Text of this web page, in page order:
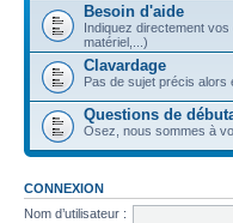
Besoin d'aide
Indiquez directement
matériel,...)
Clavardage
Pas de sujet précis alors
Questions de
Osez, nous sommes à
CONNEXION
Nom d’utilisateur :